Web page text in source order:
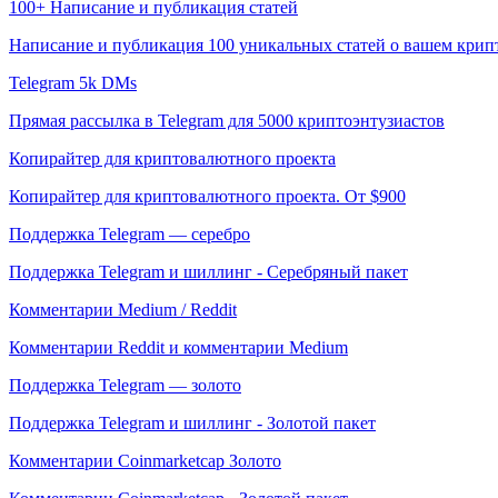
100+ Написание и публикация статей
Написание и публикация 100 уникальных статей о вашем
Telegram 5k DMs
Прямая рассылка в Telegram для 5000 криптоэнтузиастов
Копирайтер для криптовалютного проекта
Копирайтер для криптовалютного проекта. От $900
Поддержка Telegram — серебро
Поддержка Telegram и шиллинг - Серебряный пакет
Комментарии Medium / Reddit
Комментарии Reddit и комментарии Medium
Поддержка Telegram — золото
Поддержка Telegram и шиллинг - Золотой пакет
Комментарии Coinmarketcap Золото